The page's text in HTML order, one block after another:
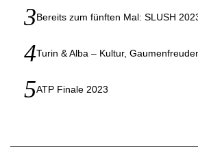
Bereits zum fünften Mal: SLUSH
Turin & Alba – Kultur,
ATP Finale 2023